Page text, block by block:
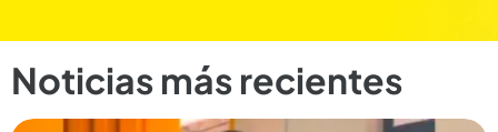
Noticias más recientes